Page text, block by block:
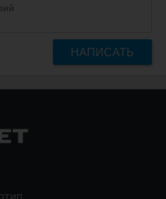
НАПИСАТЬ